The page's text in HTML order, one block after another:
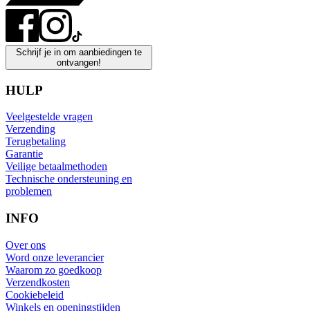
Schrijf je in om aanbiedingen te
ontvangen!
HULP
Veelgestelde vragen
Verzending
Terugbetaling
Garantie
Veilige betaalmethoden
Technische ondersteuning en
problemen
INFO
Over ons
Word onze leverancier
Waarom zo goedkoop
Verzendkosten
Cookiebeleid
Winkels en openingstijden